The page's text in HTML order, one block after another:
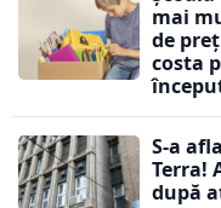
mai
de
costa
S-a
Terra!
după